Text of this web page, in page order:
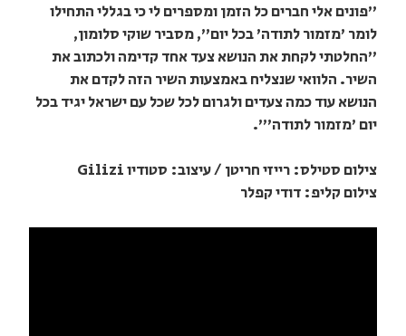
"פונים אלי חברים כל הזמן ומספרים לי כי בגללי התחילו
לומר 'מזמור לתודה' בכל יום", מסביר שוקי סלומון,
"החלטתי לקחת את הנושא צעד אחד קדימה ולכתוב את
השיר. הלוואי שנצליח באמצעות השיר הזה לקדם את
הנושא עוד כמה צעדים ולגרום לכל שכל עם ישראל יגיד בכל
יום 'מזמור לתודה'".
צילום סטילס: רייזי חריטן / עיצוב: סטודיו Gilizi
צילום קליפ: דודי קפלר